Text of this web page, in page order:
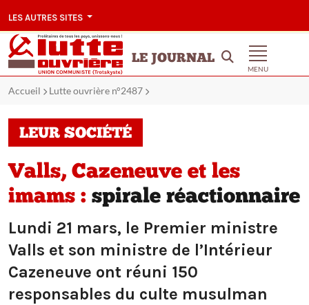
LES AUTRES SITES
LE JOURNAL
MENU
Accueil Lutte ouvrière n°2487
LEUR SOCIÉTÉ
Valls, Cazeneuve et les
imams : spirale réactionnaire
Lundi 21 mars, le Premier ministre
Valls et son ministre de l’Intérieur
Cazeneuve ont réuni 150
responsables du culte musulman